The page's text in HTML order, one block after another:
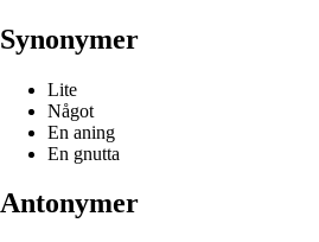
Synonymer
Lite
Något
En aning
En gnutta
Antonymer